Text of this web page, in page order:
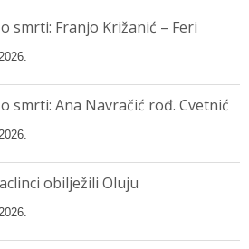
smrti: Franjo Križanić – Feri
smrti: Ana Navračić rođ. Cvetnić
obilježili Oluju